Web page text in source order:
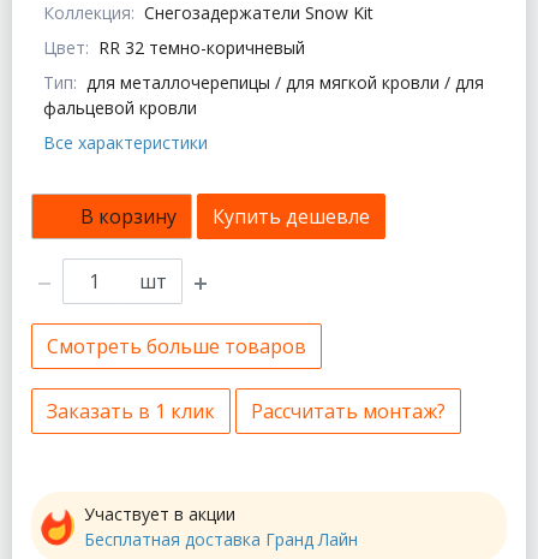
Коллекция: Снегозадержатели Snow Kit
Цвет: RR 32 темно-коричневый
Тип: для металлочерепицы / для мягкой кровли / для
фальцевой кровли
Все характеристики
В корзину Купить дешевле
шт
Смотреть больше товаров
Заказать в 1 клик Рассчитать монтаж?
Участвует в акции
Бесплатная доставка Гранд Лайн